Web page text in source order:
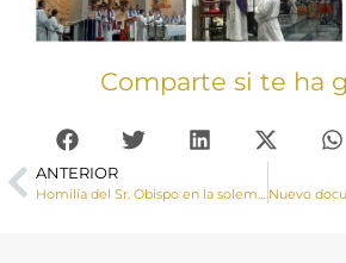
Comparte si te ha
ANTERIOR